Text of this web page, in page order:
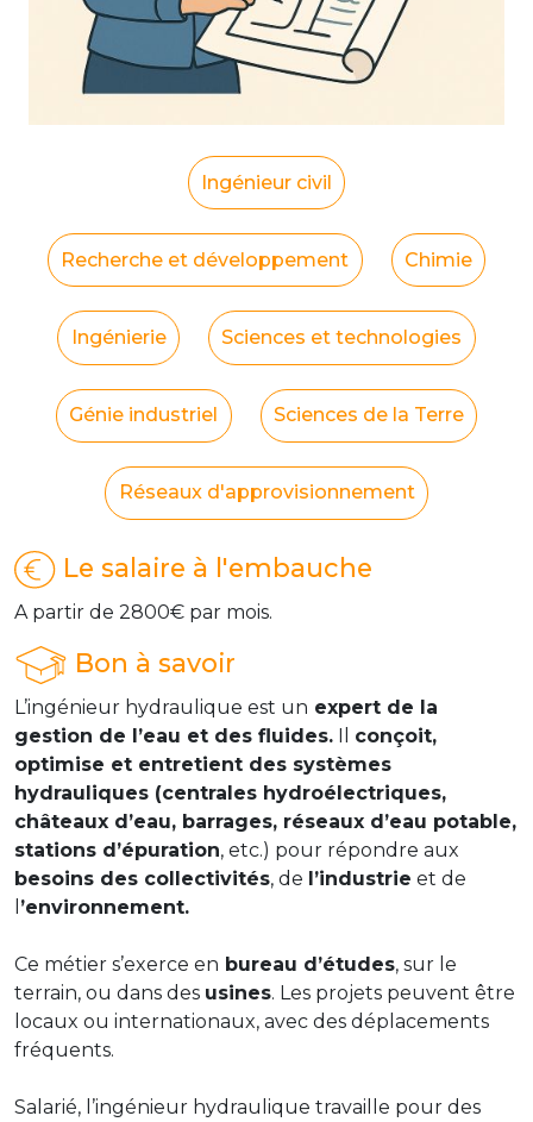
Ingénieur civil
Recherche et développement Chimie
Ingénierie Sciences et technologies
Génie industriel Sciences de la Terre
Réseaux d'approvisionnement
Le salaire à l'embauche
A partir de 2800€ par mois.
Bon à savoir
L’ingénieur hydraulique est un expert de la
gestion de l’eau et des fluides. Il conçoit,
optimise et entretient des systèmes
hydrauliques (centrales hydroélectriques,
châteaux d’eau, barrages, réseaux d’eau potable,
stations d’épuration, etc.) pour répondre aux
besoins des collectivités, de l’industrie et de
’environnement.
Ce métier s’exerce en bureau d’études, sur le
terrain, ou dans des usines. Les projets peuvent être
locaux ou internationaux, avec des déplacements
fréquents.
Salarié, l’ingénieur hydraulique travaille pour des